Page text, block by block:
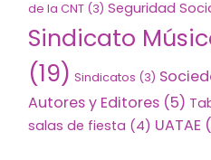
de la CNT (3) Seguridad
Sindicato
(19) Sindicatos (3)
Autores y Editores (5)
salas de fiesta (4) UATAE